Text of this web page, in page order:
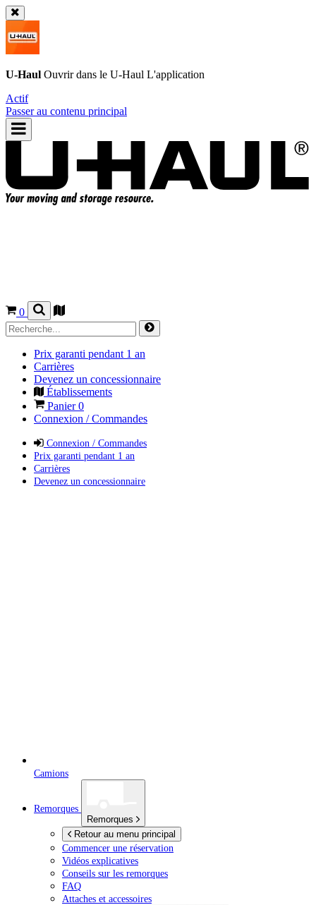
U-Haul Ouvrir dans le U-Haul L'application
Actif
Passer au contenu principal
0
Prix garanti pendant 1 an
Carrières
Devenez un concessionnaire
Établissements
Panier0
Connexion / Commandes
Connexion / Commandes
Prix garanti pendant 1 an
Carrières
Devenez un concessionnaire
Camions
Remorques
Remorques
Retour au menu principal
Commencer une réservation
Vidéos explicatives
Conseils sur les remorques
FAQ
Attaches et accessoires